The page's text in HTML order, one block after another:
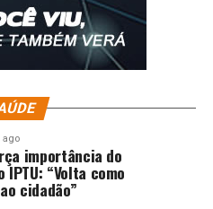
ago
importância do
IPTU: “Volta como
cidadão”